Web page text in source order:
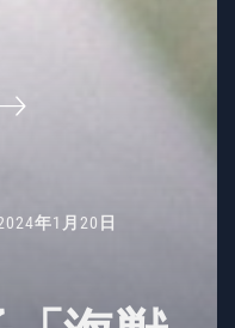
年1月20日